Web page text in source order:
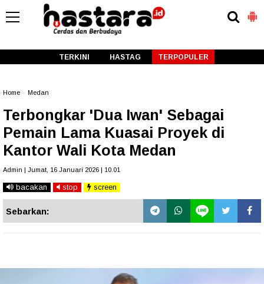
TERKINI HASTAG TERPOPULER
Home Medan
Terbongkar 'Dua Iwan' Sebagai
Pemain Lama Kuasai Proyek di
Kantor Wali Kota Medan
Admin | Jumat, 16 Januari 2026 | 10.01
bacakan stop screen
Sebarkan: